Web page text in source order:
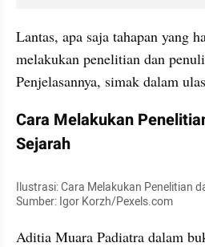
Lantas, apa saja tahapan yang
melakukan penelitian dan
Penjelasannya, simak dalam
Cara Melakukan
Sejarah
Ilustrasi: Cara Melakukan Penelitian
Sumber: Igor Korzh/Pexels.com
Aditia Muara Padiatra dalam